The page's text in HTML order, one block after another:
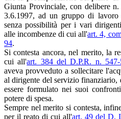
Giunta Provinciale, con delibere
3.6.1997, ad un gruppo di lavoro
senza possibilità per i vari
alle incombenze di cui all'art. 4,
94.
Si contesta ancora, nel merito, la
cui all'art. 384 del D.P.R. n. 547-
aveva provveduto a sollecitare
al dirigente del servizio finanziario,
essere formulato nei suoi
potere di spesa.
Sempre nel merito si contesta,
per il reato di cui all'art. 49 del D.